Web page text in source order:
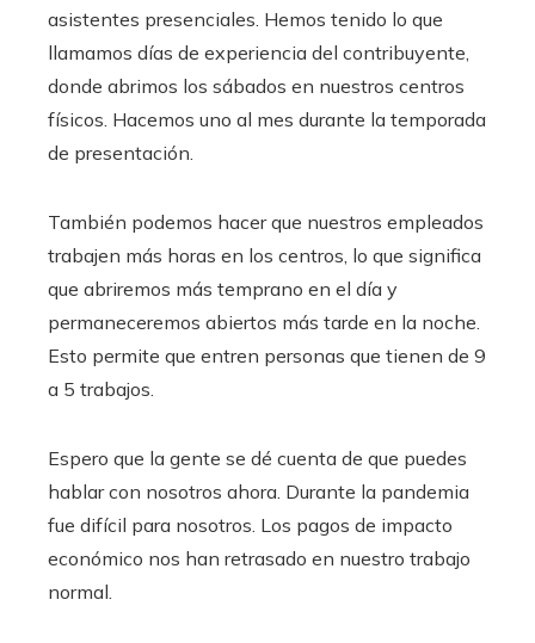
asistentes presenciales. Hemos tenido lo que
llamamos días de experiencia del contribuyente,
donde abrimos los sábados en nuestros centros
físicos. Hacemos uno al mes durante la temporada
de presentación.
También podemos hacer que nuestros empleados
trabajen más horas en los centros, lo que significa
que abriremos más temprano en el día y
permaneceremos abiertos más tarde en la noche.
Esto permite que entren personas que tienen de 9
a 5 trabajos.
Espero que la gente se dé cuenta de que puedes
hablar con nosotros ahora. Durante la pandemia
fue difícil para nosotros. Los pagos de impacto
económico nos han retrasado en nuestro trabajo
normal.